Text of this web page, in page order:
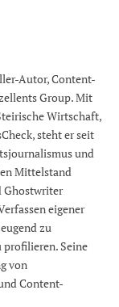
Autor, Content-
Group. Mit
Wirtschaft,
steht er seit
und
Mittelstand
Ghostwriter
eigener
zu
Seine
von
Content-